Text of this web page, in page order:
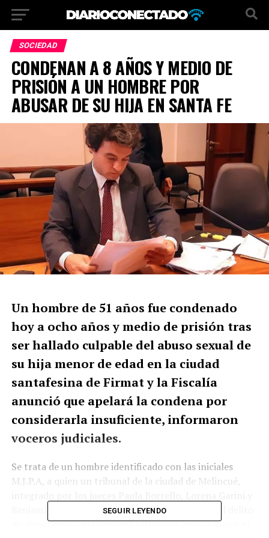
SOCIEDAD
CONDENAN A 8 AÑOS Y MEDIO DE
PRISIÓN A UN HOMBRE POR
ABUSAR DE SU HIJA EN SANTA FE
Un hombre de 51 años fue condenado
hoy a ocho años y medio de prisión tras
ser hallado culpable del abuso sexual de
su hija menor de edad en la ciudad
santafesina de Firmat y la Fiscalía
anunció que apelará la condena por
considerarla insuficiente, informaron
voceros judiciales.
Se trata de un hombre identificado con las iniciales
M.J.P.A, a quien un tribunal de la ciudad de Melincué,
Benjamín Révori, condenó por unanimidad por el delito
de abuso sexual gravemente ultrajante agravado por el
SEGUIR LEYENDO